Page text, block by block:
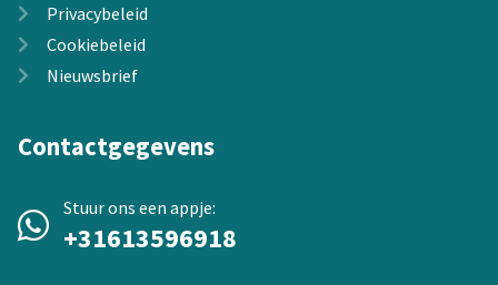
Privacybeleid
Cookiebeleid
Nieuwsbrief
Contactgegevens
Stuur ons een appje:
+31613596918